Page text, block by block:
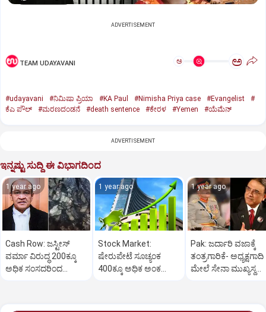
ADVERTISEMENT
TEAM UDAYAVANI ಅ ಅ
#udayavani #ನಿಮಿಷಾ ಪ್ರಿಯಾ #KA Paul #Nimisha Priya case #Evangelist
#
ಕೆಎ ಪೌಲ್
#ಮರಣದಂಡನೆ #death sentence #ಕೇರಳ #Yemen #ಯೆಮೆನ್‌
ADVERTISEMENT
ಇನ್ನಷ್ಟು ಸುದ್ದಿ ಈ ವಿಭಾಗದಿಂದ
1 year ago
Cash Row: ಜಸ್ಟೀಸ್‌
ವರ್ಮಾ ವಿರುದ್ಧ 200ಕ್ಕೂ
ಅಧಿಕ ಸಂಸದರಿಂದ
1 year ago
Stock Market:
ಷೇರುಪೇಟೆ ಸೂಚ್ಯಂಕ
400ಕ್ಕೂ ಅಧಿಕ ಅಂಕ
1 year ago
Pak: ಜರ್ದಾರಿ ವಜಾಕ್ಕೆ
ತಂತ್ರಗಾರಿಕೆ- ಅಧ್ಯಕ್ಷಗಾದಿ
ಮೇಲೆ ಸೇನಾ ಮುಖ್ಯಸ್ಥ